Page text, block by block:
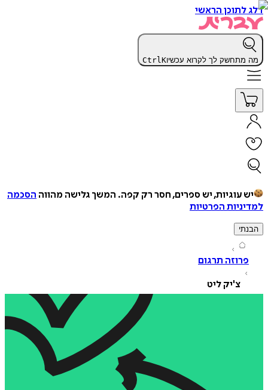
הראשי
לך לקרוא עכשיו Ctrl K
עוגיות, יש ספרים, חסר רק קפה. המשך גלישה מהווההסכמה
הפרטיות
תרגום
צ'יק ליט